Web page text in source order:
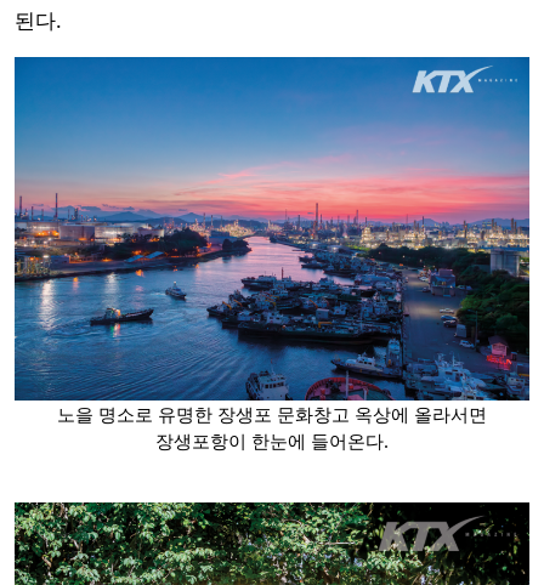
된다.
노을 명소로 유명한 장생포 문화창고 옥상에 올라서면
장생포항이 한눈에 들어온다.